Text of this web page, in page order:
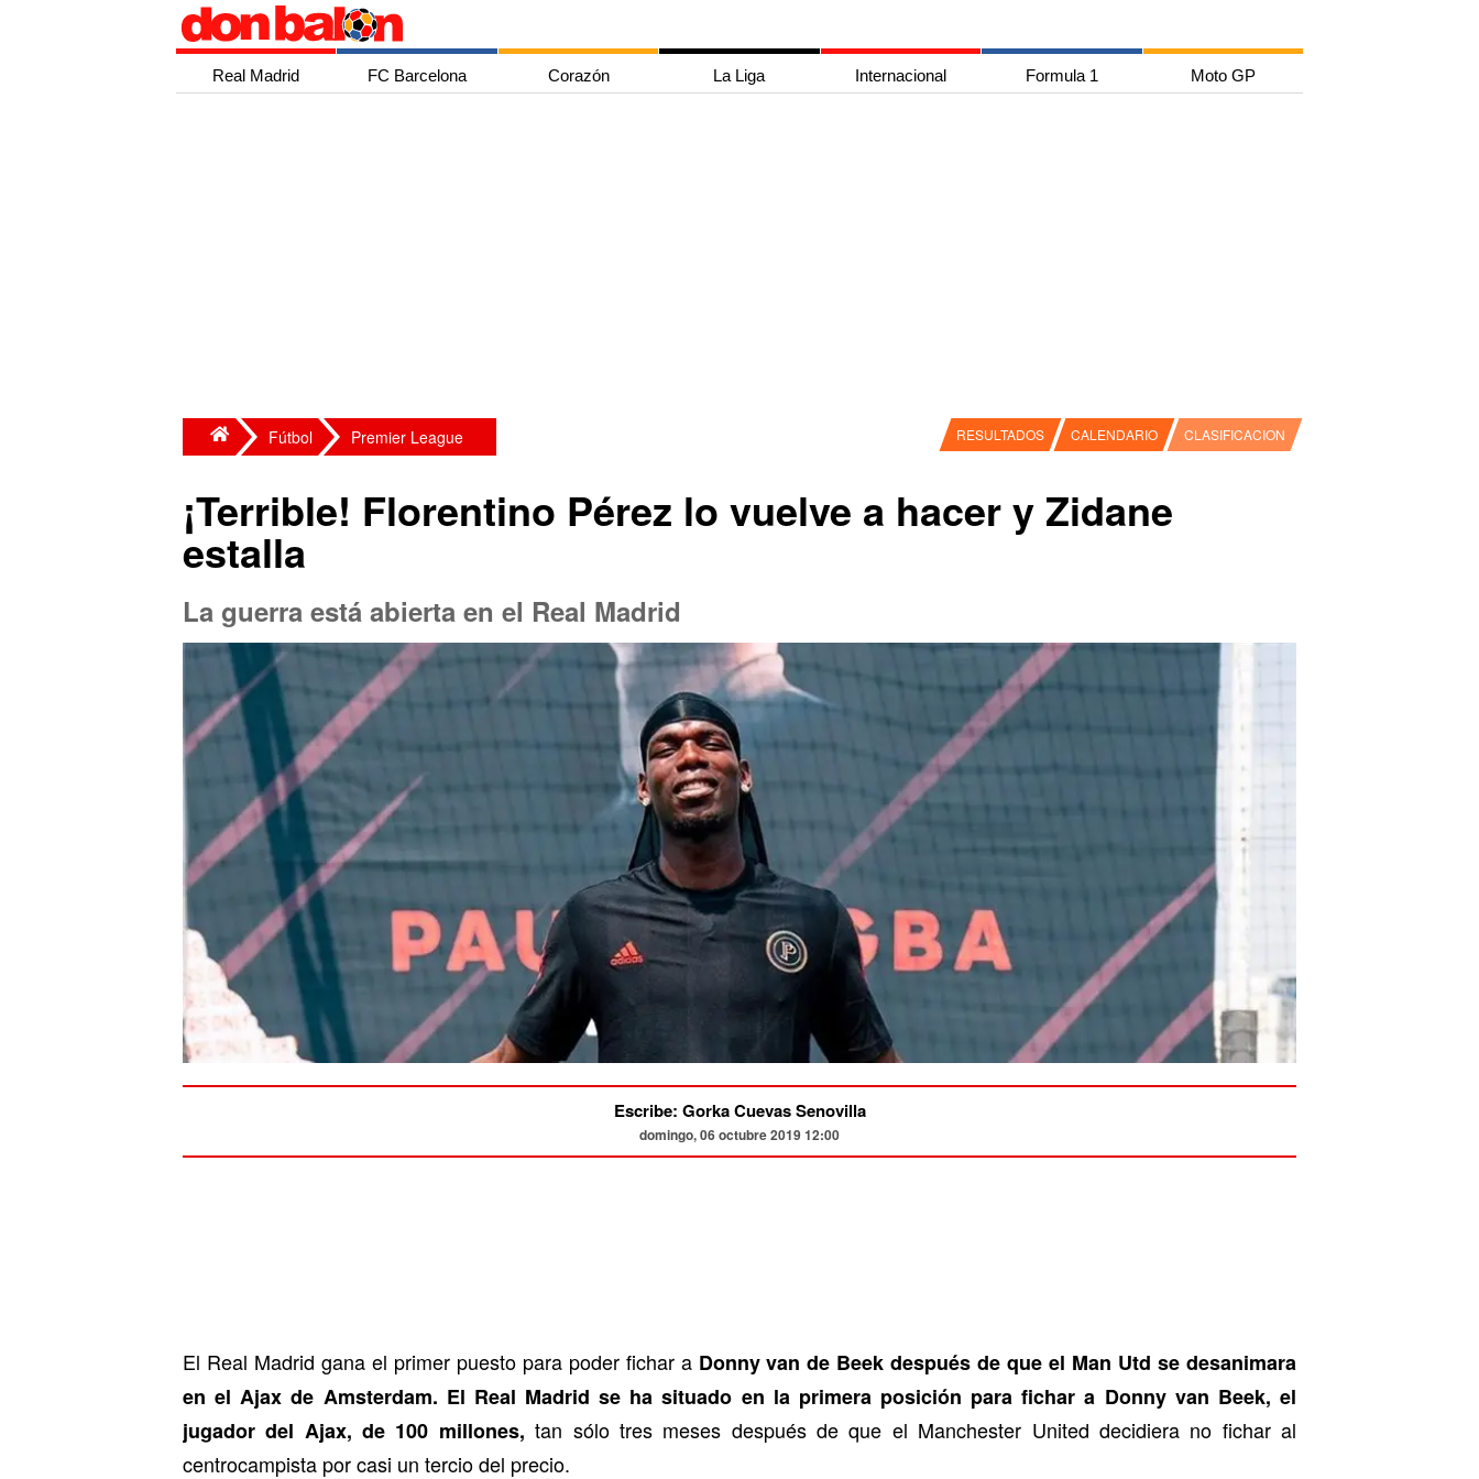
Real Madrid FC Barcelona Corazón La Liga Internacional Formula 1 Moto GP
Fútbol Premier League RESULTADOS CALENDARIO CLASIFICACION
¡Terrible! Florentino Pérez lo vuelve a hacer y Zidane
estalla
La guerra está abierta en el Real Madrid
Escribe: Gorka Cuevas Senovilla
domingo, 06 octubre 2019 12:00
El Real Madrid gana el primer puesto para poder fichar a Donny van de Beek después de que el Man Utd se desanimara
en el Ajax de Amsterdam. El Real Madrid se ha situado en la primera posición para fichar a Donny van Beek, el
jugador del Ajax, de 100 millones, tan sólo tres meses después de que el Manchester United decidiera no fichar al
centrocampista por casi un tercio del precio.